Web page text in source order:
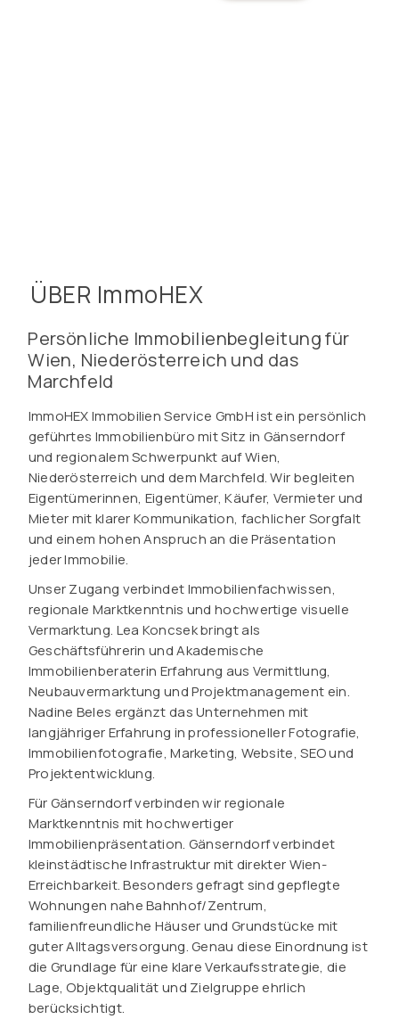
ÜBER ImmoHEX
Persönliche Immobilienbegleitung für
Wien, Niederösterreich und das
Marchfeld
ImmoHEX Immobilien Service GmbH ist ein persönlich
geführtes Immobilienbüro mit Sitz in Gänserndorf
und regionalem Schwerpunkt auf Wien,
Niederösterreich und dem Marchfeld. Wir begleiten
Eigentümerinnen, Eigentümer, Käufer, Vermieter und
Mieter mit klarer Kommunikation, fachlicher Sorgfalt
und einem hohen Anspruch an die Präsentation
jeder Immobilie.
Unser Zugang verbindet Immobilienfachwissen,
regionale Marktkenntnis und hochwertige visuelle
Vermarktung. Lea Koncsek bringt als
Geschäftsführerin und Akademische
Immobilienberaterin Erfahrung aus Vermittlung,
Neubauvermarktung und Projektmanagement ein.
Nadine Beles ergänzt das Unternehmen mit
langjähriger Erfahrung in professioneller Fotografie,
Immobilienfotografie, Marketing, Website, SEO und
Projektentwicklung.
Für Gänserndorf verbinden wir regionale
Marktkenntnis mit hochwertiger
Immobilienpräsentation. Gänserndorf verbindet
kleinstädtische Infrastruktur mit direkter Wien-
Erreichbarkeit. Besonders gefragt sind gepflegte
Wohnungen nahe Bahnhof/Zentrum,
familienfreundliche Häuser und Grundstücke mit
guter Alltagsversorgung. Genau diese Einordnung ist
die Grundlage für eine klare Verkaufsstrategie, die
Lage, Objektqualität und Zielgruppe ehrlich
berücksichtigt.